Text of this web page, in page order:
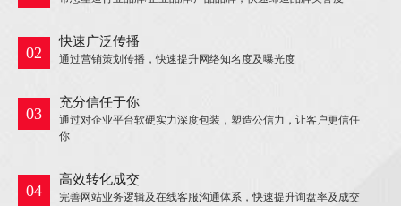
02
快速广泛传播
通过营销策划传播，快速提升网络知名度及曝光度
03
充分信任于你
通过对企业平台软硬实力深度包装，塑造公信力，让客户更信任
你
04
高效转化成交
完善网站业务逻辑及在线客服沟通体系，快速提升询盘率及成交